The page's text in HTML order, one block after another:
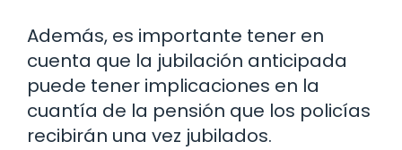
Además, es importante tener en
cuenta que la jubilación anticipada
puede tener implicaciones en la
cuantía de la pensión que los policías
recibirán una vez jubilados.